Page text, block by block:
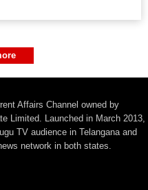
Affairs Channel owned by
Limited. Launched in March 2013,
TV audience in Telangana and
network in both states.